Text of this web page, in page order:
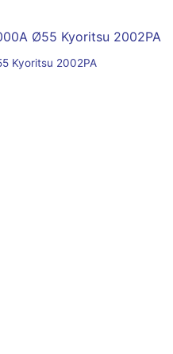
Kyoritsu 2002PA